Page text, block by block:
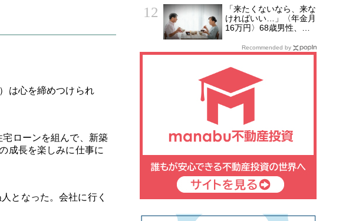
は心を締めつけられ
ローンを組んで、新築
成長を楽しみに仕事に
となった。会社に行く
行」から帰国した65歳
夫婦。余韻を吹き飛ばし
た“破綻の影”
「来たくないなら、来な
ければいい…」〈年金月
16万円〉68歳男性、家
ずが、夫婦2人寂しく食
卓を囲むワケ
Recommended by